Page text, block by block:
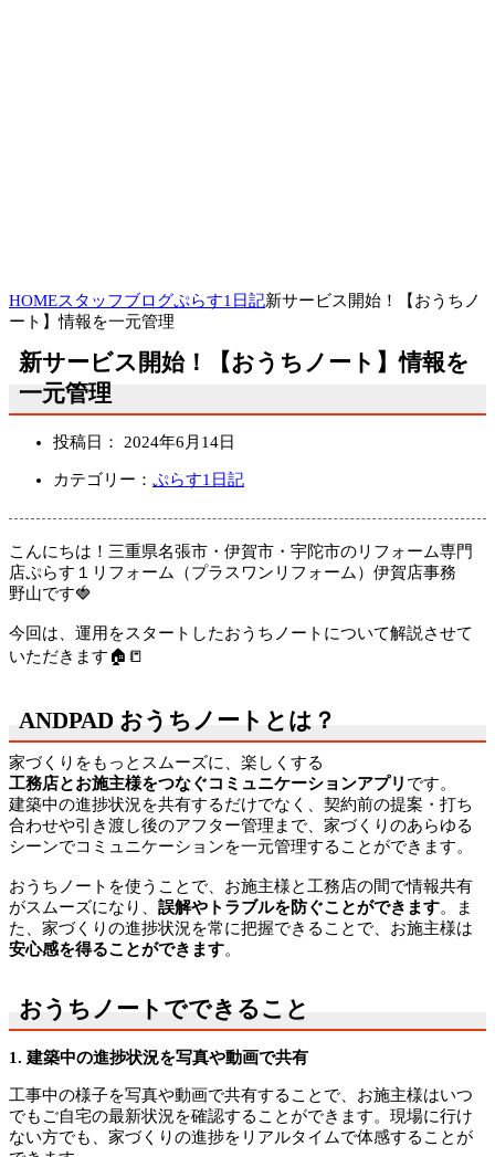
HOMEスタッフブログぷらす1日記新サービス開始！【おうちノ
ート】情報を一元管理
新サービス開始！【おうちノート】情報を
一元管理
投稿日： 2024年6月14日
カテゴリー： ぷらす1日記
こんにちは！三重県名張市・伊賀市・宇陀市のリフォーム専門
店ぷらす１リフォーム（プラスワンリフォーム）伊賀店事務
野山です🍓
今回は、運用をスタートしたおうちノートについて解説させて
いただきます🏠📒
ANDPAD おうちノートとは？
家づくりをもっとスムーズに、楽しくする
工務店とお施主様をつなぐコミュニケーションアプリ です。
建築中の進捗状況を共有するだけでなく、 契約前の提案・打ち
合わせや引き渡し後のアフター管理まで、 家づくりのあらゆる
シーンでコミュニケーションを一元管理することができます。
おうちノートを使うことで、お施主様と工務店の間で情報共有
がスムーズになり、 誤解やトラブルを防ぐことができます。ま
た、家づくりの進捗状況を常に把握できることで、お施主様は
安心感を得ることができます。
おうちノートでできること
1. 建築中の進捗状況を写真や動画で共有
工事中の様子を写真や動画で共有することで、お施主様はいつ
でもご自宅の最新状況を確認することができます。 現場に行け
ない方でも、 家づくりの進捗をリアルタイムで体感することが